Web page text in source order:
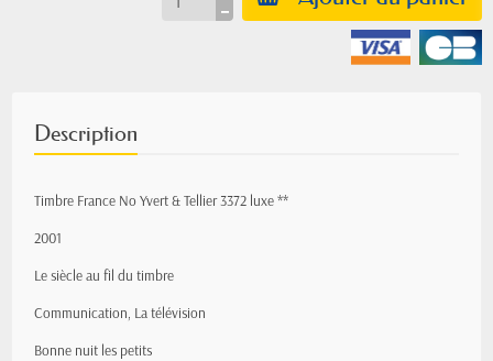
Description
Timbre France No Yvert & Tellier 3372 luxe **
2001
Le siècle au fil du timbre
Communication, La télévision
Bonne nuit les petits